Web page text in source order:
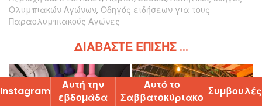
Ολυμπιακών Αγώνων, Οδηγός ειδήσεων για τους
Παραολυμπιακούς Αγώνες
ΔΙΑΒΆΣΤΕ ΕΠΊΣΗΣ ...
Instagram
Αυτή την
εβδοµάδα
Αυτό το
Ʃαββατοκύριακο Ʃυµβουλές